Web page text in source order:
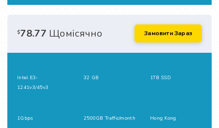
$78.77 Щомісячно Замовити Зараз
Intel E3-
1241v3/45v3
32 GB 1TB SSD
1Gbps 2500GB Traffic/month Hong Kong